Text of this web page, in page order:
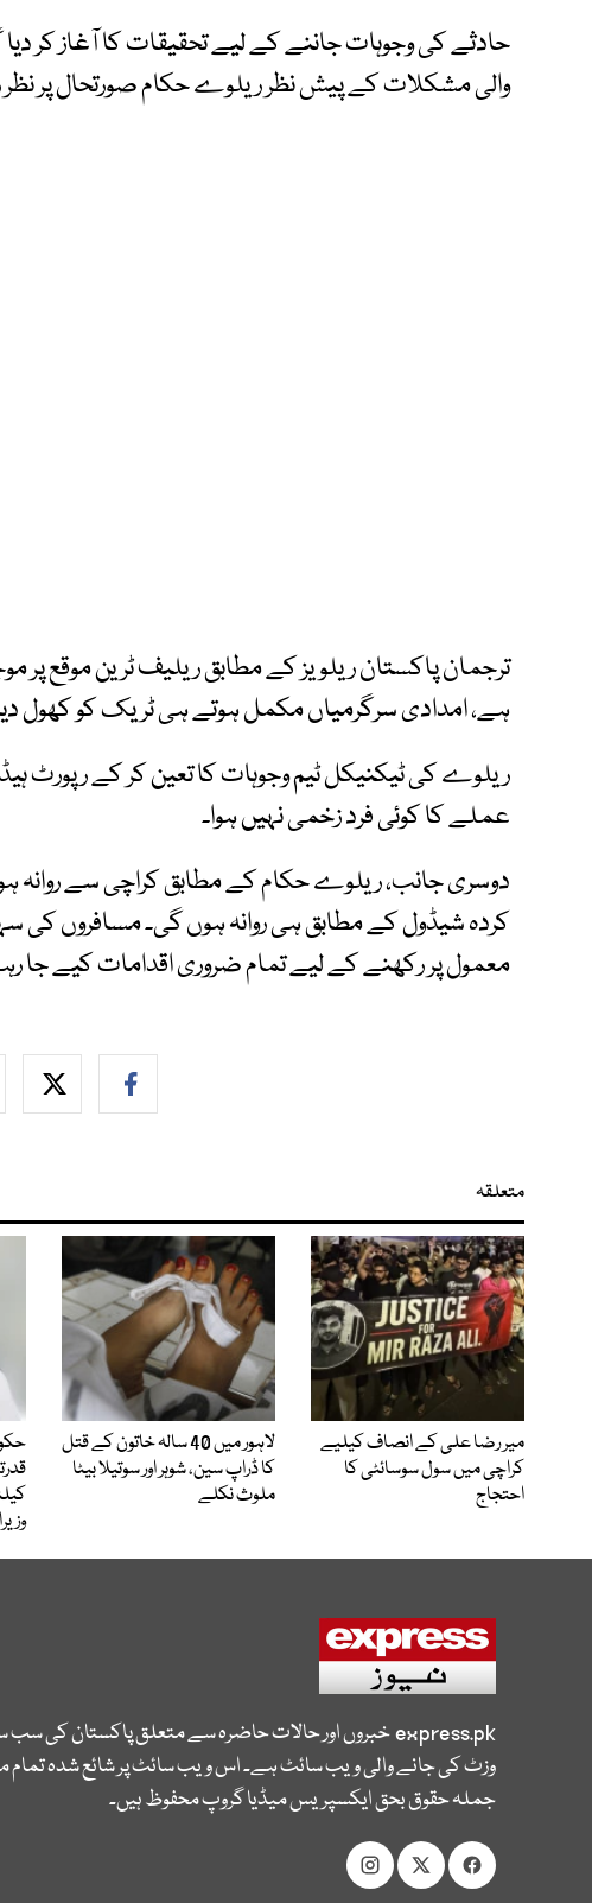
حادثے کی وجوہات جاننے کے لیے تحقیقات کا آغاز کر
والی مشکلات کے پیش نظر ریلوے حکام صورتحال پر
ترجمان پاکستان ریلویز کے مطابق ریلیف ٹرین موقع پر
ہے، امدادی سرگرمیاں مکمل ہوتے ہی ٹریک کو کھول
ریلوے کی ٹیکنیکل ٹیم وجوہات کا تعین کر کے رپورٹ
عملے کا کوئی فرد زخمی نہیں ہوا۔
دوسری جانب، ریلوے حکام کے مطابق کراچی سے روانہ
کردہ شیڈول کے مطابق ہی روانہ ہوں گی۔ مسافروں کی
معمول پر رکھنے کے لیے تمام ضروری اقدامات کیے جا
متعلقہ
میر رضا علی کے انصاف کیلیے
کراچی میں سول سوسائٹی کا
احتجاج
لاہور میں 40 سالہ خاتون کے قتل
کا ڈراپ سین، شوہر اور سوتیلا بیٹا
ملوث نکلے
express.pkخبروں اور حالات حاضرہ سے متعلق پاکستان کی سب
وزٹ کی جانے والی ویب سائٹ ہے۔ اس ویب سائٹ پر شائع شدہ تمام
جملہ حقوق بحق ایکسپریس میڈیا گروپ محفوظ ہیں۔